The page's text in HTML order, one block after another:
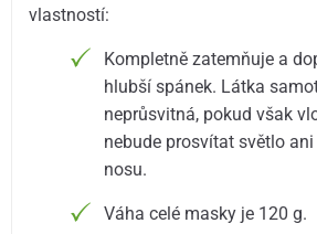
vlastností:
Kompletně zatemňuje a
hlubší spánek. Látka
neprůsvitná, pokud však
nebude prosvítat světlo
nosu.
Váha celé masky je 120 g.